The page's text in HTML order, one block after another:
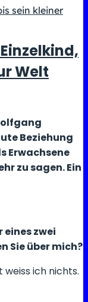
Welt
Beziehung
Erwachsene
zu sagen. Ein
eines zwei
Sie über mich?
weiss ich nichts.